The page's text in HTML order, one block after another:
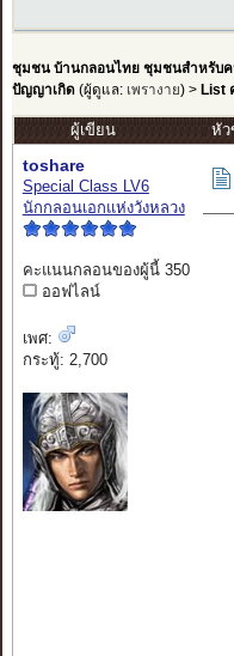
ชุมชน บ้านกลอนไทย ชุมชนสำหรับ
ปัญญาเกิด(ผู้ดูแล: เพรางาย) > List
ผู้เขียน หัว
toshare
Special Class LV6
นักกลอนเอกแห่งวังหลวง
คะแนนกลอนของผู้นี้ 350
ออฟไลน์
เพศ:
กระทู้: 2,700